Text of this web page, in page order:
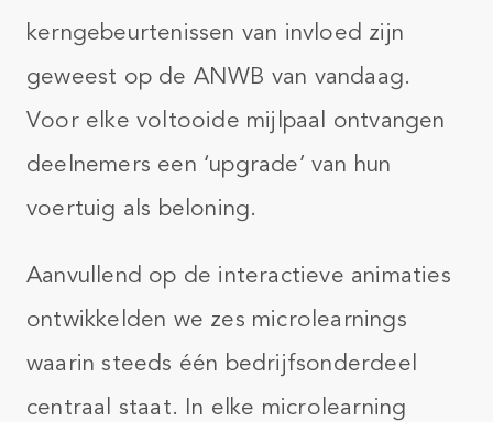
kerngebeurtenissen van invloed zijn
geweest op de ANWB van vandaag.
Voor elke voltooide mijlpaal ontvangen
deelnemers een ‘upgrade’ van hun
voertuig als beloning.
Aanvullend op de interactieve animaties
ontwikkelden we zes microlearnings
waarin steeds één bedrijfsonderdeel
centraal staat. In elke microlearning